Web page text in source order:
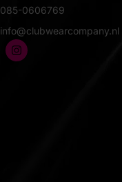
085-0606769
info@clubwearcompany.nl